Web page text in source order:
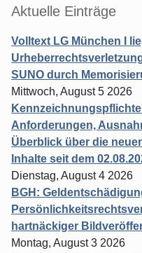
Aktuelle Einträge
Volltext LG München I
SUNO durch
Mittwoch, August 5 2026
Anforderungen,
Überblick über die
Inhalte seit dem
Dienstag, August 4 2026
BGH:
hartnäckiger
Montag, August 3 2026